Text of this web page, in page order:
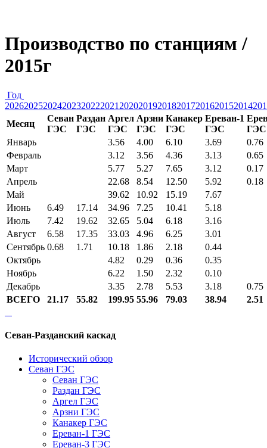
Производство по станциям /
2015г
Год
202620252024202320222021 2020201920182017201620152014
Месяц
Севан
ГЭС
Раздан
ГЭС
Аргел
ГЭС
Арзни
ГЭС
Канакер
ГЭС
Ереван-1
ГЭС
ГЭС
Январь
3.56 4.00 6.10 3.69
0.76
Февраль
3.12 3.56 4.36 3.13
0.65
Март
5.77 5.27 7.65 3.12
0.17
Апрель
22.68 8.54 12.50 5.92
0.18
Май
39.62 10.92 15.19
7.67
Июнь
6.49 17.14 34.96 7.25 10.41
5.18
Июль
7.42 19.62 32.65 5.04 6.18
3.16
Август
6.58 17.35 33.03 4.96 6.25
3.01
Сентябрь 0.68 1.71 10.18 1.86 2.18
0.44
Октябрь
4.82 0.29 0.36
0.35
Ноябрь
6.22 1.50 2.32
0.10
Декабрь
3.35 2.78 5.53 3.18
0.75
ВСЕГО
21.17 55.82 199.95 55.96 79.03 38.94 2.51
Севан-Разданский каскад
Исторический обзор
Севан ГЭС
Севан ГЭС
Раздан ГЭС
Аргел ГЭС
Арзни ГЭС
Канакер ГЭС
Ереван-1 ГЭС
Ереван-3 ГЭС